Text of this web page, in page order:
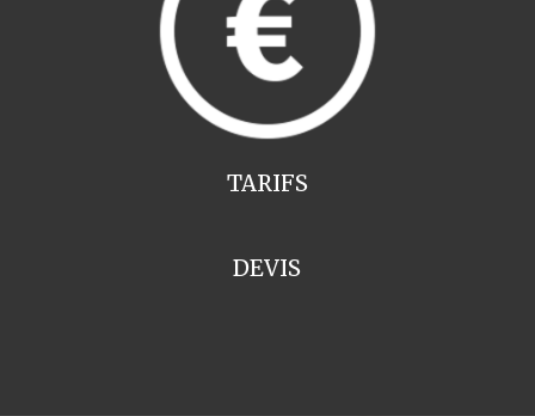
TARIFS
DEVIS